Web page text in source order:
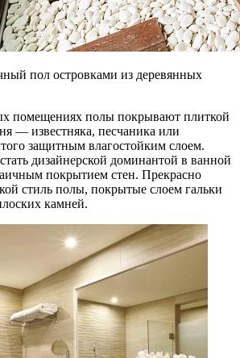
пол островками из деревянных
помещениях полы покрывают плиткой
— известняка, песчаника или
защитным влагостойким слоем.
дизайнерской доминантой в ванной
покрытием стен. Прекрасно
стиль полы, покрытые слоем гальки
камней.